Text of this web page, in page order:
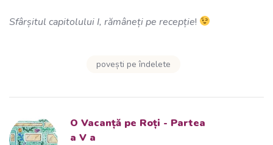
Sfârșitul capitolului I, rămâneți pe recepție!
povești pe îndelete
O Vacanță pe Roți - Partea
a V a